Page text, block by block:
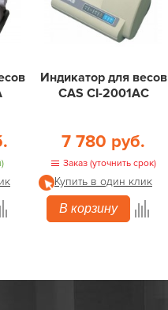
Индикатор для весов
CAS CI-2001AС
7 780 руб.
Заказ (уточнить срок)
Купить в один клик
В корзину